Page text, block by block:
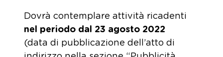
Dovrà contemplare attività ricadenti
nel periodo dal 23 agosto 2022
(data di pubblicazione dell’atto di